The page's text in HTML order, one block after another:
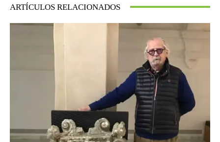
ARTÍCULOS RELACIONADOS